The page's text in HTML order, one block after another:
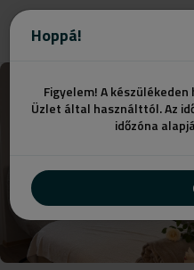
Hoppá!
Figyelem! A
Üzlet által használttól. Az
időzóna